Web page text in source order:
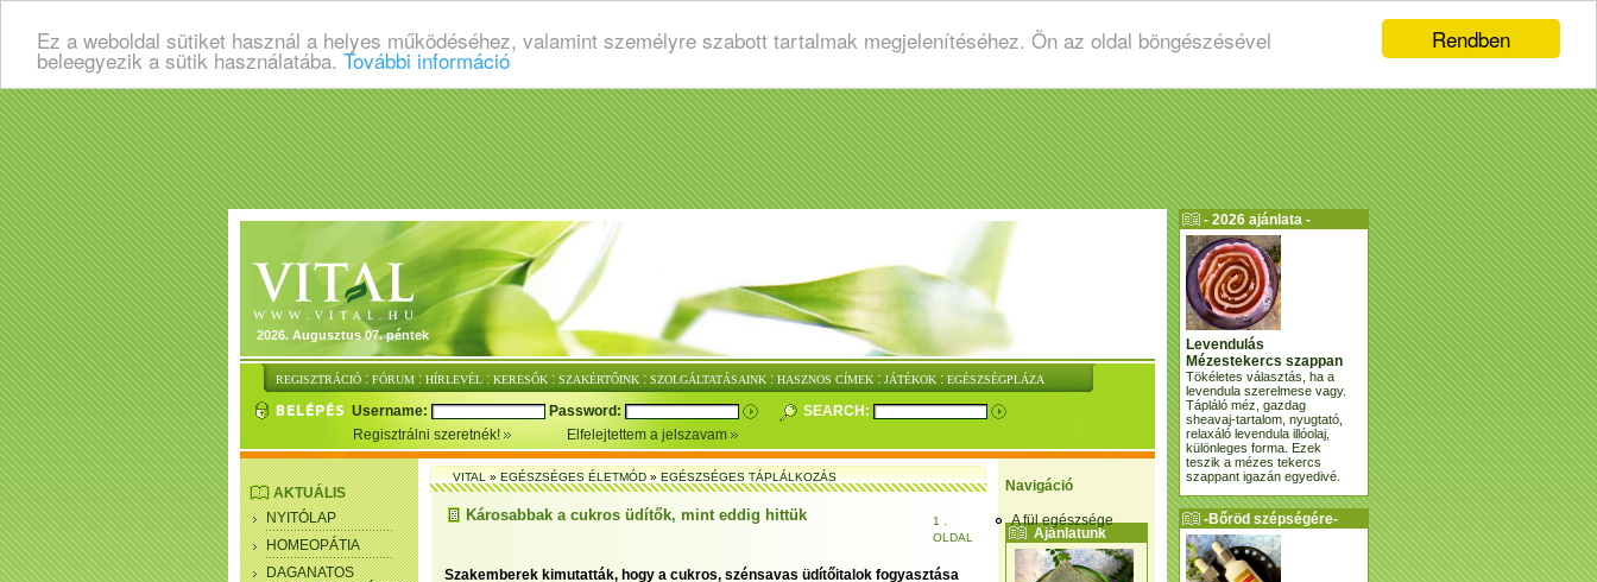
Rendben
Ez a weboldal sütiket használ a helyes működéséhez, valamint személyre szabott tartalmak megjelenítéséhez. Ön az oldal böngészésével
beleegyezik a sütik használatába. További információ
2026. Augusztus 07. péntek
REGISZTRÁCIÓ : FÓRUM : HÍRLEVÉL : KERESŐK : SZAKÉRTŐINK : SZOLGÁLTATÁSAINK : HASZNOS CÍMEK : JÁTÉKOK : EGÉSZSÉGPLÁZA
Username: Password:
SEARCH:
Regisztrálni szeretnék!
Elfelejtettem a jelszavam
Navigáció
A fül egészsége
Ajánlatunk
AKTUÁLIS
NYITÓLAP
HOMEOPÁTIA
DAGANATOS
VITAL»EGÉSZSÉGES ÉLETMÓD»EGÉSZSÉGES TÁPLÁLKOZÁS
Károsabbak a cukros üdítők, mint eddig hittük
1 .
OLDAL
Szakemberek kimutatták, hogy a cukros, szénsavas üdítőitalok fogyasztása
- 2026 ajánlata -
Levendulás
Mézestekercs szappan
Tökéletes választás, ha a
levendula szerelmese vagy.
Tápláló méz, gazdag
sheavaj-tartalom, nyugtató,
relaxáló levendula illóolaj,
különleges forma. Ezek
teszik a mézes tekercs
szappant igazán egyedivé.
-Bőröd szépségére-